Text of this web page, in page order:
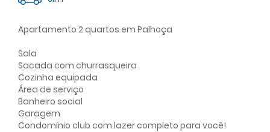
Apartamento 2 quartos em Palhoça
Sala
Sacada com churrasqueira
Cozinha equipada
Área de serviço
Banheiro social
Garagem
Condomínio club com lazer completo para você!